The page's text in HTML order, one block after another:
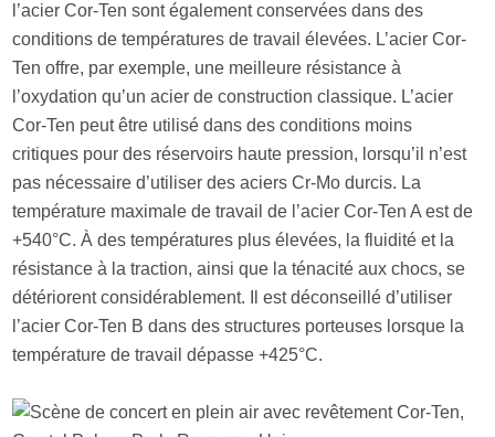
l’acier Cor-Ten sont également conservées dans des
conditions de températures de travail élevées. L’acier Cor-
Ten offre, par exemple, une meilleure résistance à
l’oxydation qu’un acier de construction classique. L’acier
Cor-Ten peut être utilisé dans des conditions moins
critiques pour des réservoirs haute pression, lorsqu’il n’est
pas nécessaire d’utiliser des aciers Cr-Mo durcis. La
température maximale de travail de l’acier Cor-Ten A est de
+540°C. À des températures plus élevées, la fluidité et la
résistance à la traction, ainsi que la ténacité aux chocs, se
détériorent considérablement. Il est déconseillé d’utiliser
l’acier Cor-Ten B dans des structures porteuses lorsque la
température de travail dépasse +425°C.